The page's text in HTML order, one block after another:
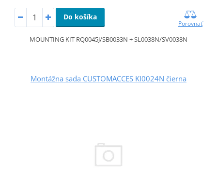
Do košíka
Porovnať
MOUNTING KIT RQ0045J/SB0033N + SL0038N/SV0038N
Montážna sada CUSTOMACCES KI0024N čierna